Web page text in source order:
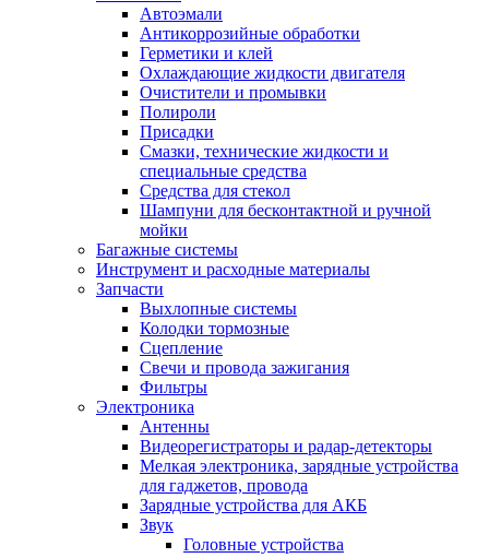
Автоэмали
Антикоррозийные обработки
Герметики и клей
Охлаждающие жидкости двигателя
Очистители и промывки
Полироли
Присадки
Смазки, технические жидкости и
специальные средства
Средства для стекол
Шампуни для бесконтактной и ручной
мойки
Багажные системы
Инструмент и расходные материалы
Запчасти
Выхлопные системы
Колодки тормозные
Сцепление
Свечи и провода зажигания
Фильтры
Электроника
Антенны
Видеорегистраторы и радар-детекторы
Мелкая электроника, зарядные устройства
для гаджетов, провода
Зарядные устройства для АКБ
Звук
Головные устройства